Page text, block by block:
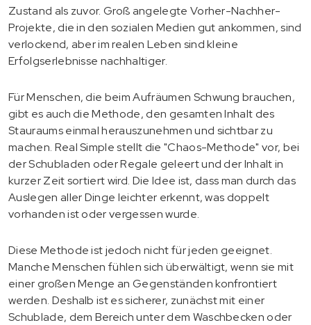
Zustand als zuvor. Groß angelegte Vorher-Nachher-
Projekte, die in den sozialen Medien gut ankommen, sind
verlockend, aber im realen Leben sind kleine
Erfolgserlebnisse nachhaltiger.
Für Menschen, die beim Aufräumen Schwung brauchen,
gibt es auch die Methode, den gesamten Inhalt des
Stauraums einmal herauszunehmen und sichtbar zu
machen. Real Simple stellt die "Chaos-Methode" vor, bei
der Schubladen oder Regale geleert und der Inhalt in
kurzer Zeit sortiert wird. Die Idee ist, dass man durch das
Auslegen aller Dinge leichter erkennt, was doppelt
vorhanden ist oder vergessen wurde.
Diese Methode ist jedoch nicht für jeden geeignet.
Manche Menschen fühlen sich überwältigt, wenn sie mit
einer großen Menge an Gegenständen konfrontiert
werden. Deshalb ist es sicherer, zunächst mit einer
Schublade, dem Bereich unter dem Waschbecken oder